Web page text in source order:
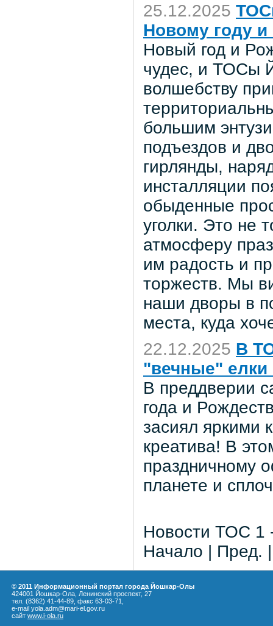
25.12.2025
Новому году и
Новый год и
чудес, и ТОСы
волшебству
большим
подъездов и
гирлянды,
инсталляции
обыденные
уголки. Это не
атмосферу
им радость и
торжеств. Мы
наши дворы в
места, куда
22.12.2025 В
"вечные" елки
В преддверии
года и
засиял яркими
креатива! В
праздничному
планете и
Новости ТОС 1
Начало | Пред.
© 2011 Информационный портал города Йошкар-Олы
424001 Йошкар-Ола, Ленинский проспект, 27
тел. (8362) 41-44-89, факс 63-03-71,
e-mail yola.adm@mari-el.gov.ru
сайт www.i-ola.ru